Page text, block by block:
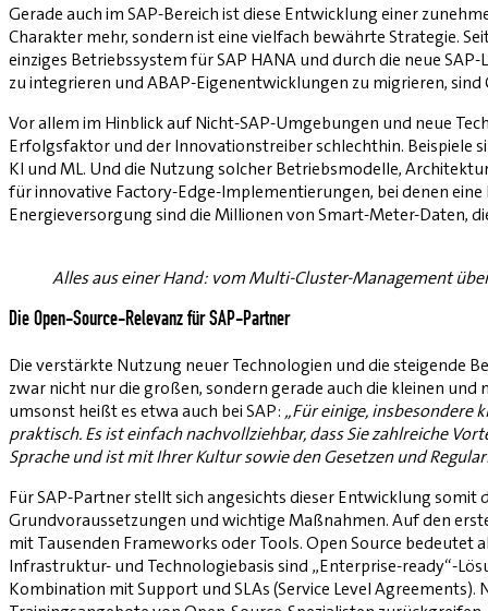
Gerade auch im SAP-Bereich ist diese Entwicklung einer
Charakter mehr, sondern ist eine vielfach bewährte Strategie.
einziges Betriebssystem für SAP HANA und durch die neue
zu integrieren und ABAP-Eigenentwicklungen zu migrieren,
Vor allem im Hinblick auf Nicht-SAP-Umgebungen und neue
Erfolgsfaktor und der Innovationstreiber schlechthin. Beispiele
KI und ML. Und die Nutzung solcher Betriebsmodelle,
für innovative Factory-Edge-Implementierungen, bei denen
Energieversorgung sind die Millionen von Smart-Meter-Daten,
Alles aus einer Hand: vom Multi-Cluster-Management
Die Open-Source-Relevanz für SAP-Partner
Die verstärkte Nutzung neuer Technologien und die steigende
zwar nicht nur die großen, sondern gerade auch die kleinen
umsonst heißt es etwa auch bei SAP: „Für einige,
praktisch. Es ist einfach nachvollziehbar, dass Sie zahlreiche
Sprache und ist mit Ihrer Kultur sowie den Gesetzen und
Für SAP-Partner stellt sich angesichts dieser Entwicklung somit
Grundvoraussetzungen und wichtige Maßnahmen. Auf den
mit Tausenden Frameworks oder Tools. Open Source bedeutet
Infrastruktur- und Technologiebasis sind „Enterprise-ready“-
Kombination mit Support und SLAs (Service Level